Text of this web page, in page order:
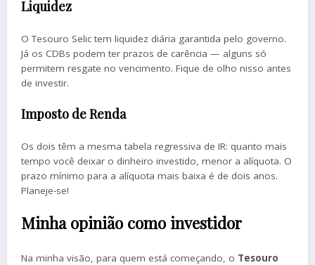
Liquidez
O Tesouro Selic tem liquidez diária garantida pelo governo.
Já os CDBs podem ter prazos de carência — alguns só
permitem resgate no vencimento. Fique de olho nisso antes
de investir.
Imposto de Renda
Os dois têm a mesma tabela regressiva de IR: quanto mais
tempo você deixar o dinheiro investido, menor a alíquota. O
prazo mínimo para a alíquota mais baixa é de dois anos.
Planeje-se!
Minha opinião como investidor
Na minha visão, para quem está começando, o Tesouro